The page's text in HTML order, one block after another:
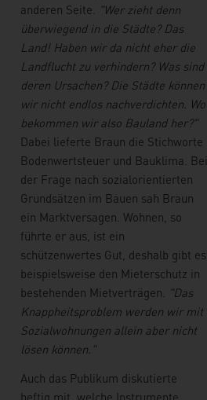
anderen Seite.
"Wer zieht denn
überwiegend in die Städte? Das
Land! Haben wir da nicht eher die
Landflucht zu verhindern? Was sind
deren Ursachen? Die Städte können
wir nicht endlos nachverdichten. Wo
bekommen wir also Bauland her?"
Dabei lieferte Braun die Stichworte
Bodenwertsteuer und Bauklima. Bei
der Frage nach sozialorientierten
Grundsätzen im Bauen sah Braun
ein Marktversagen. Wohnen, so
führte er aus, ist ein
schützenwertes Gut, deshalb gibt es
beispielsweise den Mieterschutz in
bestehenden Mietverträgen.
"Das
Knappheitsproblem werden wir mit
Sozialwohnungen allein aber nicht
lösen können."
Auch das Publikum diskutierte
heftig mit, welche Instrumente,